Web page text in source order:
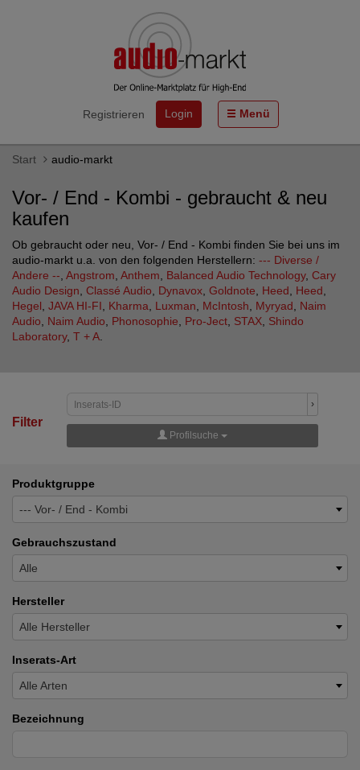
Registrieren Login Menü
Start audio-markt
Vor- / End - Kombi - gebraucht & neu
kaufen
Ob gebraucht oder neu, Vor- / End - Kombi finden Sie bei uns im
audio-markt u.a. von den folgenden Herstellern: --- Diverse /
Andere -- Angstrom Anthem Balanced Audio Technology, Cary
Audio Design Classé Audio Dynavox Goldnote Heed Heed
Hegel JAVA HI-FI Kharma Luxman McIntosh Myryad
Naim
Audio
Naim Audio Phonosophie Pro-Ject STAX Shindo
Laboratory, T + A
Filter
›
Profilsuche
Produktgruppe
--- Vor- / End - Kombi
Gebrauchszustand
Alle
Hersteller
Alle Hersteller
Inserats-Art
Alle Arten
Bezeichnung